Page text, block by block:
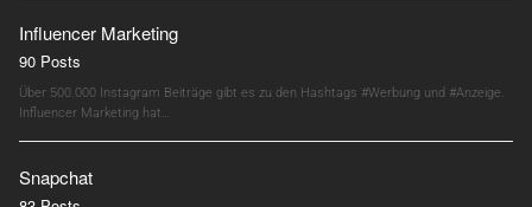
Influencer Marketing
90 Posts
Über 500.000 Instagram Beiträge gibt es zu den Hashtags #Werbung und #Anzeige.
Influencer Marketing hat…
Snapchat